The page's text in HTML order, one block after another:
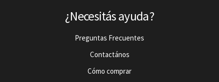
¿Necesitás ayuda?
Preguntas Frecuentes
Contactános
Cómo comprar